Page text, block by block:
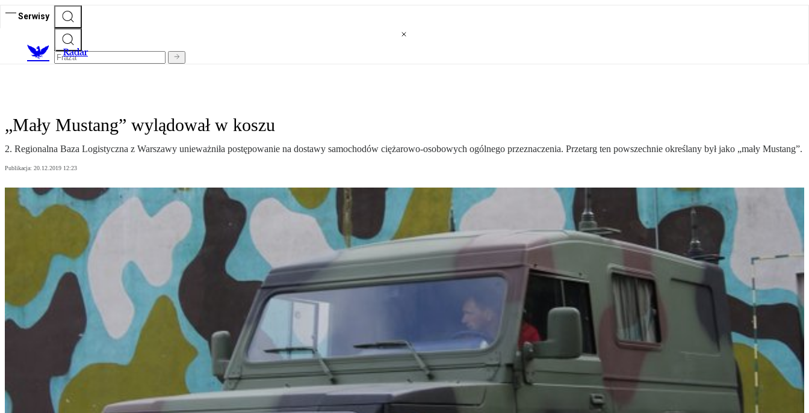
Serwisy
Radar
„Mały Mustang” wylądował w koszu
2. Regionalna Baza Logistyczna z Warszawy unieważniła postępowanie na dostawy samochodów ciężarowo-osobowych ogólnego przeznaczenia. Przetarg ten powszechnie określany był jako „mały Mustang”.
Publikacja: 20.12.2019 12:23